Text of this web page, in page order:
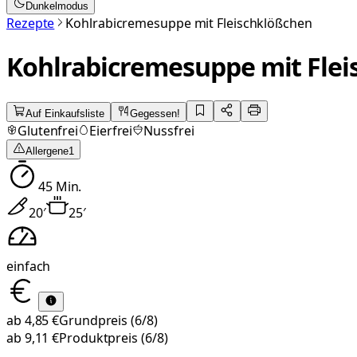
Dunkelmodus
Rezepte Kohlrabicremesuppe mit Fleischklößchen
Kohlrabicremesuppe mit
Auf Einkaufsliste Gegessen!
Glutenfrei Eierfrei Nussfrei
Allergene1
45Min.
20′ 25′
einfach
ab 4,85 €Grundpreis (6/8)
ab 9,11 €Produktpreis (6/8)